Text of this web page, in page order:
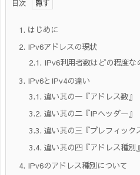
目次
1. はじめに
2. IPv6アドレスの現状
2.1. IPv6利用者数はどの程度な
3. IPv6とIPv4の違い
3.1. 違い其の一『アドレス数』
3.2. 違い其の二『IPヘッダー』
3.3. 違い其の三『プレフィック
3.4. 違い其の四『アドレス種別』
4. IPv6のアドレス種別について